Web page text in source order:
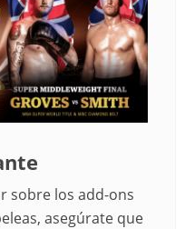
sobre los add-ons
asegúrate que